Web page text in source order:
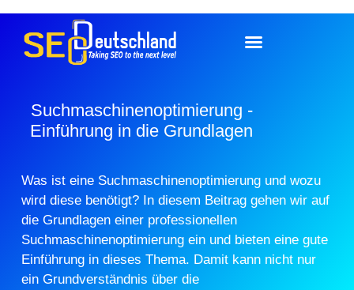
Suchmaschinenoptimierung -
Einführung in die Grundlagen
Was ist eine Suchmaschinenoptimierung und wozu
wird diese benötigt? In diesem Beitrag gehen wir auf
die Grundlagen einer professionellen
Suchmaschinenoptimierung ein und bieten eine gute
Einführung in dieses Thema. Damit kann nicht nur
ein Grundverständnis über die